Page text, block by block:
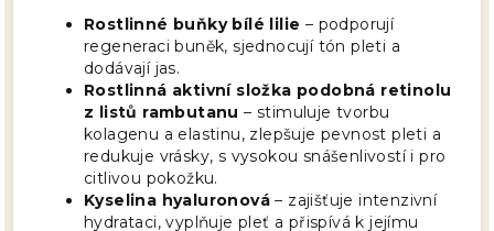
Rostlinné buňky bílé lilie – podporují
regeneraci buněk, sjednocují tón pleti a
dodávají jas.
Rostlinná aktivní složka podobná retinolu
z listů rambutanu – stimuluje tvorbu
kolagenu a elastinu, zlepšuje pevnost pleti a
redukuje vrásky, s vysokou snášenlivostí i pro
citlivou pokožku.
Kyselina hyaluronová – zajišťuje intenzivní
hydrataci, vyplňuje pleť a přispívá k jejímu